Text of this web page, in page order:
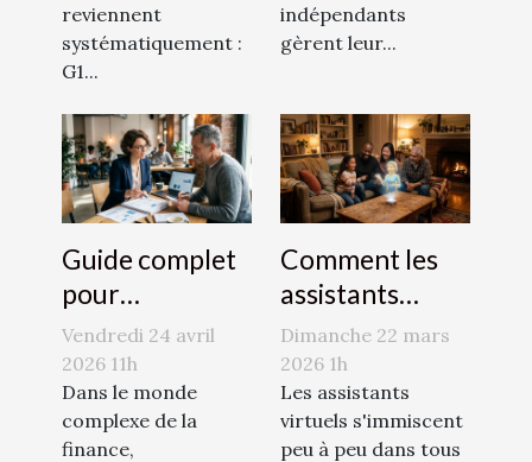
reviennent
systématiquement :
G1...
indépendants
gèrent leur...
Guide complet
pour
comprendre et
utiliser les
numéros LEI
Vendredi 24 avril
2026 11h
Dans le monde
complexe de la
finance,
Comment les
assistants
virtuels
transforment-
ils notre
quotidien ?
Dimanche 22 mars
2026 1h
Les assistants
virtuels s'immiscent
peu à peu dans tous